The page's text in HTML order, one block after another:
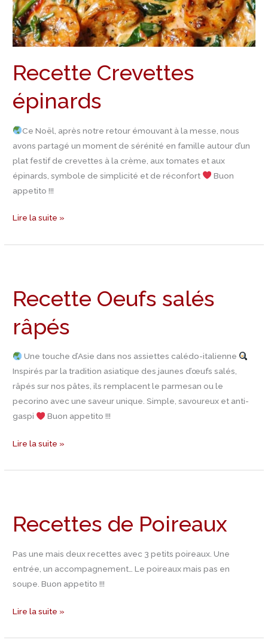
Recette Crevettes
épinards
Ce Noël, après notre retour émouvant à la messe, nous
avons partagé un moment de sérénité en famille autour d’un
plat festif de crevettes à la crème, aux tomates et aux
épinards, symbole de simplicité et de réconfort
Buon
appetito !!!
Lire la suite »
Recette Oeufs salés
râpés
Une touche d’Asie dans nos assiettes calédo-italienne
Inspirés par la tradition asiatique des jaunes d’œufs salés,
râpés sur nos pâtes, ils remplacent le parmesan ou le
pecorino avec une saveur unique. Simple, savoureux et anti-
gaspi
Buon appetito !!!
salés
râpés
Lire la suite »
Recettes de Poireaux
Pas une mais deux recettes avec 3 petits poireaux. Une
entrée, un accompagnement… Le poireaux mais pas en
soupe. Buon appetito !!!
Poireaux
Lire la suite »